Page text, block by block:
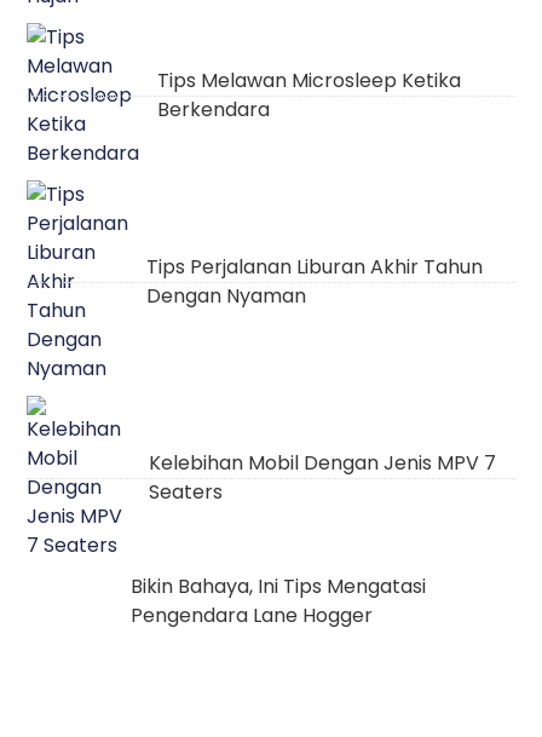
Tips Melawan Microsleep Ketika
Berkendara
Tips Perjalanan Liburan Akhir Tahun
Dengan Nyaman
Kelebihan Mobil Dengan Jenis MPV 7
Seaters
Bikin Bahaya, Ini Tips Mengatasi
Pengendara Lane Hogger